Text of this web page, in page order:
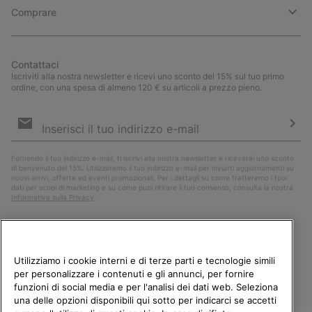
Comprare
Contattaci
Iscriviti alla nostra newsletter e ricevi uno sconto del 15% sul tuo primo
ordine, con una spesa di almeno 120 € su articoli a prezzo pieno.
e-
Fornendo il tuo indirizzo e-mail, ti iscrivi alla nostra newsletter e riceverai uno sconto
di benvenuto del 15%. Utilizzeremo il tuo indirizzo e-mail per inviarti aggiornamenti su
nuovi arrivi, offerte ed eventi promozionali. Per i dettagli su come tratteremo i tuoi
dati per scopi di marketing e su come puoi ritirare il tuo consenso, consulta la nostra
Informativa sulla Privacy
Utilizziamo i cookie interni e di terze parti e tecnologie simili
per personalizzare i contenuti e gli annunci, per fornire
funzioni di social media e per l'analisi dei dati web. Seleziona
una delle opzioni disponibili qui sotto per indicarci se accetti